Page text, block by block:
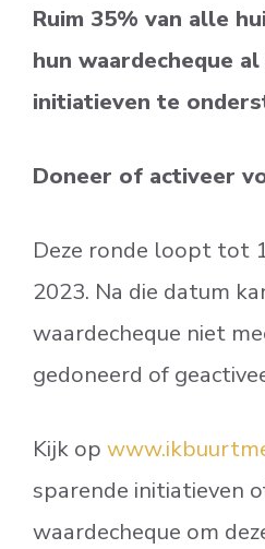
Ruim 35% van alle
hun waardecheque
initiatieven te
Doneer of activeer
Deze ronde loopt tot
2023. Na die datum
waardecheque niet
gedoneerd of
Kijk op
sparende initiatieven
waardecheque om